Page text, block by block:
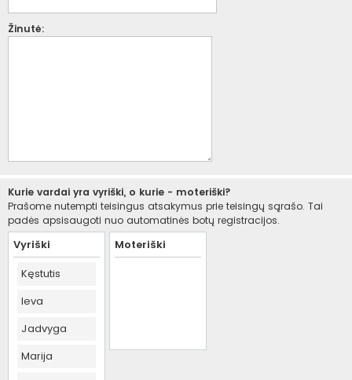
Žinutė:
Kurie vardai yra vyriški, o kurie - moteriški?
Prašome nutempti teisingus atsakymus prie teisingų sąrašo. Tai
padės apsisaugoti nuo automatinės botų registracijos.
Vyriški
Kęstutis
Ieva
Jadvyga
Marija
Moteriški